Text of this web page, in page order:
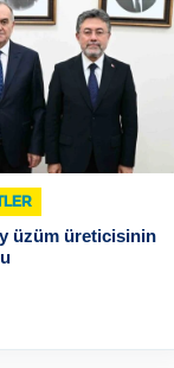
üzüm üreticisinin